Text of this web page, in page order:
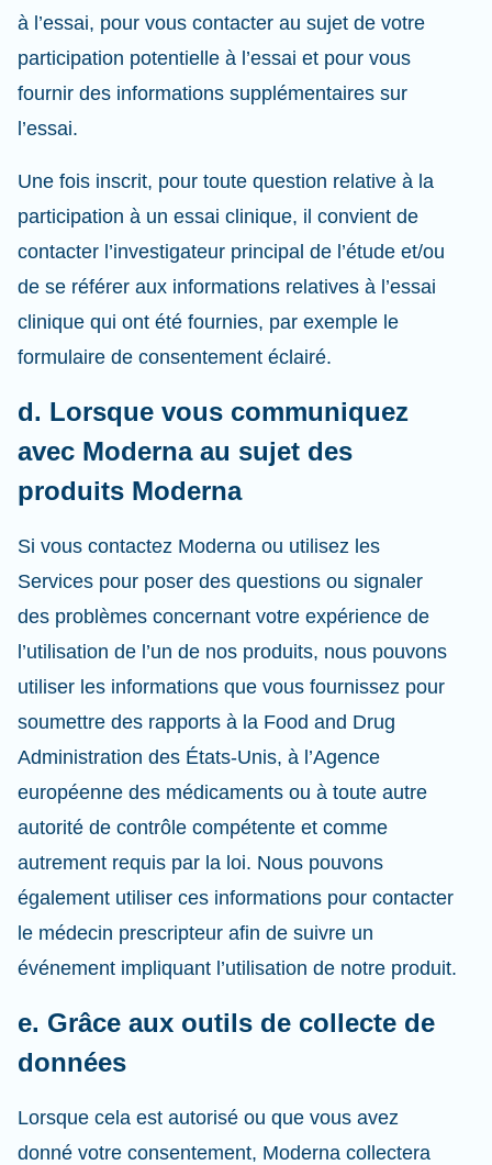
à l’essai, pour vous contacter au sujet de votre
participation potentielle à l’essai et pour vous
fournir des informations supplémentaires sur
l’essai.
Une fois inscrit, pour toute question relative à la
participation à un essai clinique, il convient de
contacter l’investigateur principal de l’étude et/ou
de se référer aux informations relatives à l’essai
clinique qui ont été fournies, par exemple le
formulaire de consentement éclairé.
d. Lorsque vous communiquez
avec Moderna au sujet des
produits Moderna
Si vous contactez Moderna ou utilisez les
Services pour poser des questions ou signaler
des problèmes concernant votre expérience de
l’utilisation de l’un de nos produits, nous pouvons
utiliser les informations que vous fournissez pour
soumettre des rapports à la Food and Drug
Administration des États-Unis, à l’Agence
européenne des médicaments ou à toute autre
autorité de contrôle compétente et comme
autrement requis par la loi. Nous pouvons
également utiliser ces informations pour contacter
le médecin prescripteur afin de suivre un
événement impliquant l’utilisation de notre produit.
e. Grâce aux outils de collecte de
données
Lorsque cela est autorisé ou que vous avez
donné votre consentement, Moderna collectera